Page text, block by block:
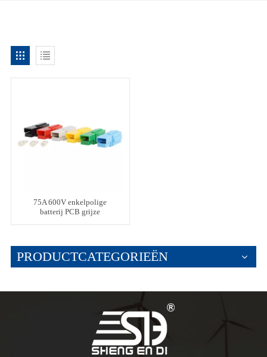
75A 600V enkelpolige
batterij PCB grijze
PRODUCTCATEGORIEËN